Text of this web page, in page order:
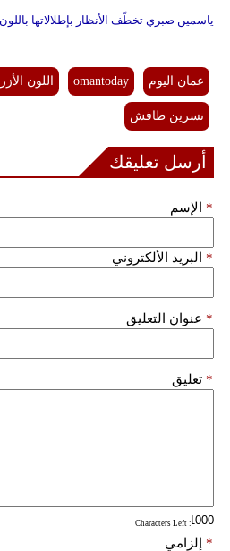
ياسمين صبري تخطّف الأنظار بإطلالاتها
عمان اليوم omantoday اللون
نسرين طافش
أرسل تعليقك
الإسم *
البريد الألكتروني *
عنوان التعليق *
تعليق *
: Characters Left
إلزامي *